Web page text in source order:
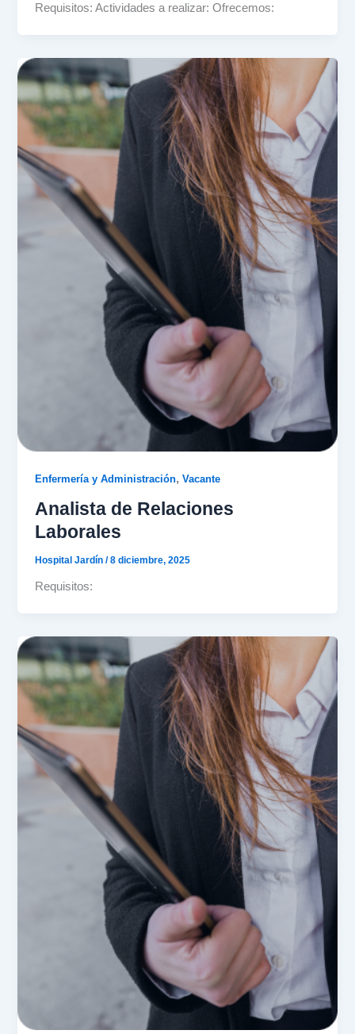
Requisitos: Actividades a realizar: Ofrecemos:
Enfermería y Administración,Vacante
Analista de Relaciones
Laborales
Hospital Jardín/8 diciembre, 2025
Requisitos: